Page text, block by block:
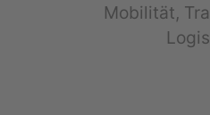
Mobi­li­tät,